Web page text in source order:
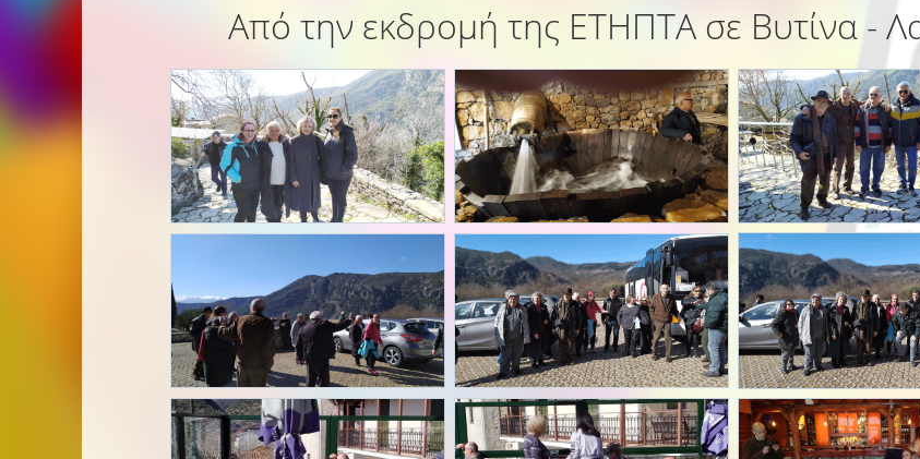
Από την εκδρομή της ΕΤΗΠΤΑ σε Βυτίνα -